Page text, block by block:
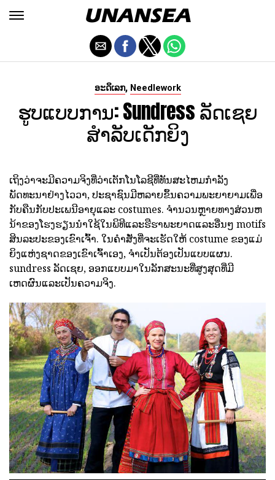
ອະດິເລກ, Needlework
ຮູບແບບການ: Sundress ລັດເຊຍ
ສໍາລັບເດັກຍິງ
ເຖິງວ່າຈະມີຄວາມຈິງທີ່ວ່າເຕັກໂນໂລຊີທີ່ທັນສະໄຫມກໍາລັງ
ພັດທະນາຢ່າງໄວວາ, ປະຊາຊົນມີຫລາຍຂຶ້ນຄວາມພະຍາຍາມເພື່ອ
ກັບຄືນກັບປະເພນີອາຍຸແລະ costumes. ຈໍານວນຫຼາຍທາງສ່ວນຫ
ນ້າຂອງໂຮງຮຽນນໍາໃຊ້ໃນພິທີແລະຮືຮາພະຍາດແລະອື່ນໆ motifs
ສິນລະປະຂອງເຂົາເຈົ້າ. ໃນຄໍາສັ່ງທີ່ຈະເຮັດໃຫ້ costume ຂອງແມ່
ຍິງແຫ່ງຊາດຂອງເຂົາເຈົ້າເອງ, ຈໍາເປັນຕ້ອງເປັນແບບແຜນ.
sundress ລັດເຊຍ, ອອກແບບມາໃນລັກສະນະທີ່ສູງສຸດທີ່ມີ
ເຫດຜົນແລະເປັນຄວາມຈິງ.